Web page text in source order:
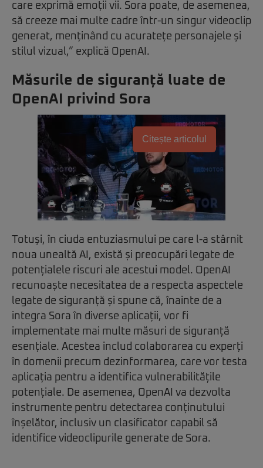
care exprimă emoții vii. Sora poate, de asemenea,
să creeze mai multe cadre într-un singur videoclip
generat, menținând cu acuratețe personajele și
stilul vizual,” explică OpenAI.
Măsurile de siguranță luate de
OpenAI privind Sora
Citește articolul
Totuși, în ciuda entuziasmului pe care l-a stârnit
noua unealtă AI, există și preocupări legate de
potențialele riscuri ale acestui model. OpenAI
recunoaște necesitatea de a respecta aspectele
legate de siguranță și spune că, înainte de a
integra Sora în diverse aplicații, vor fi
implementate mai multe măsuri de siguranță
esențiale. Acestea includ colaborarea cu experți
în domenii precum dezinformarea, care vor testa
aplicația pentru a identifica vulnerabilitățile
potențiale. De asemenea, OpenAI va dezvolta
instrumente pentru detectarea conținutului
înșelător, inclusiv un clasificator capabil să
identifice videoclipurile generate de Sora.